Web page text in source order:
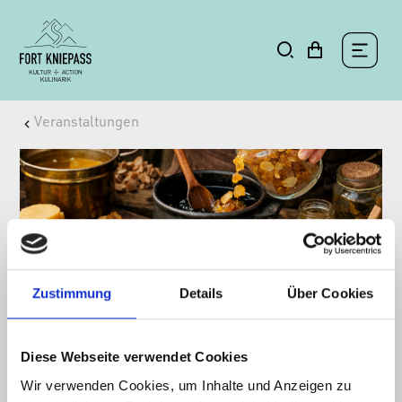
Zustimmung Details Über Cookies
Diese Webseite verwendet Cookies
Wir verwenden Cookies, um Inhalte und Anzeigen zu
Veranstaltungen